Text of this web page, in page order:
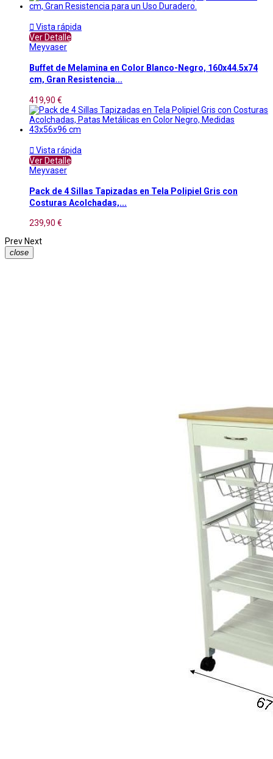
 Vista rápida
Ver Detalle
Meyvaser
Buffet de Melamina en Color Blanco-Negro, 160x44.5x74
cm, Gran Resistencia...
419,90 €
 Vista rápida
Ver Detalle
Meyvaser
Pack de 4 Sillas Tapizadas en Tela Polipiel Gris con
Costuras Acolchadas,...
239,90 €
Prev Next
close